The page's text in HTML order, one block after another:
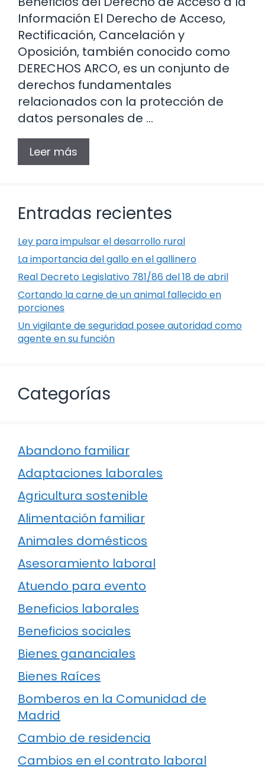
Información El Derecho de Acceso,
Rectificación, Cancelación y
Oposición, también conocido como
DERECHOS ARCO, es un conjunto de
derechos fundamentales
relacionados con la protección de
datos personales de …
Leer más
Entradas recientes
Ley para impulsar el desarrollo rural
La importancia del gallo en el gallinero
Real Decreto Legislativo 781/86 del 18 de abril
Cortando la carne de un animal fallecido en
porciones
Un vigilante de seguridad posee autoridad como
agente en su función
Categorías
Abandono familiar
Adaptaciones laborales
Agricultura sostenible
Alimentación familiar
Animales domésticos
Asesoramiento laboral
Atuendo para evento
Beneficios laborales
Beneficios sociales
Bienes gananciales
Bienes Raíces
Bomberos en la Comunidad de
Madrid
Cambio de residencia
Cambios en el contrato laboral